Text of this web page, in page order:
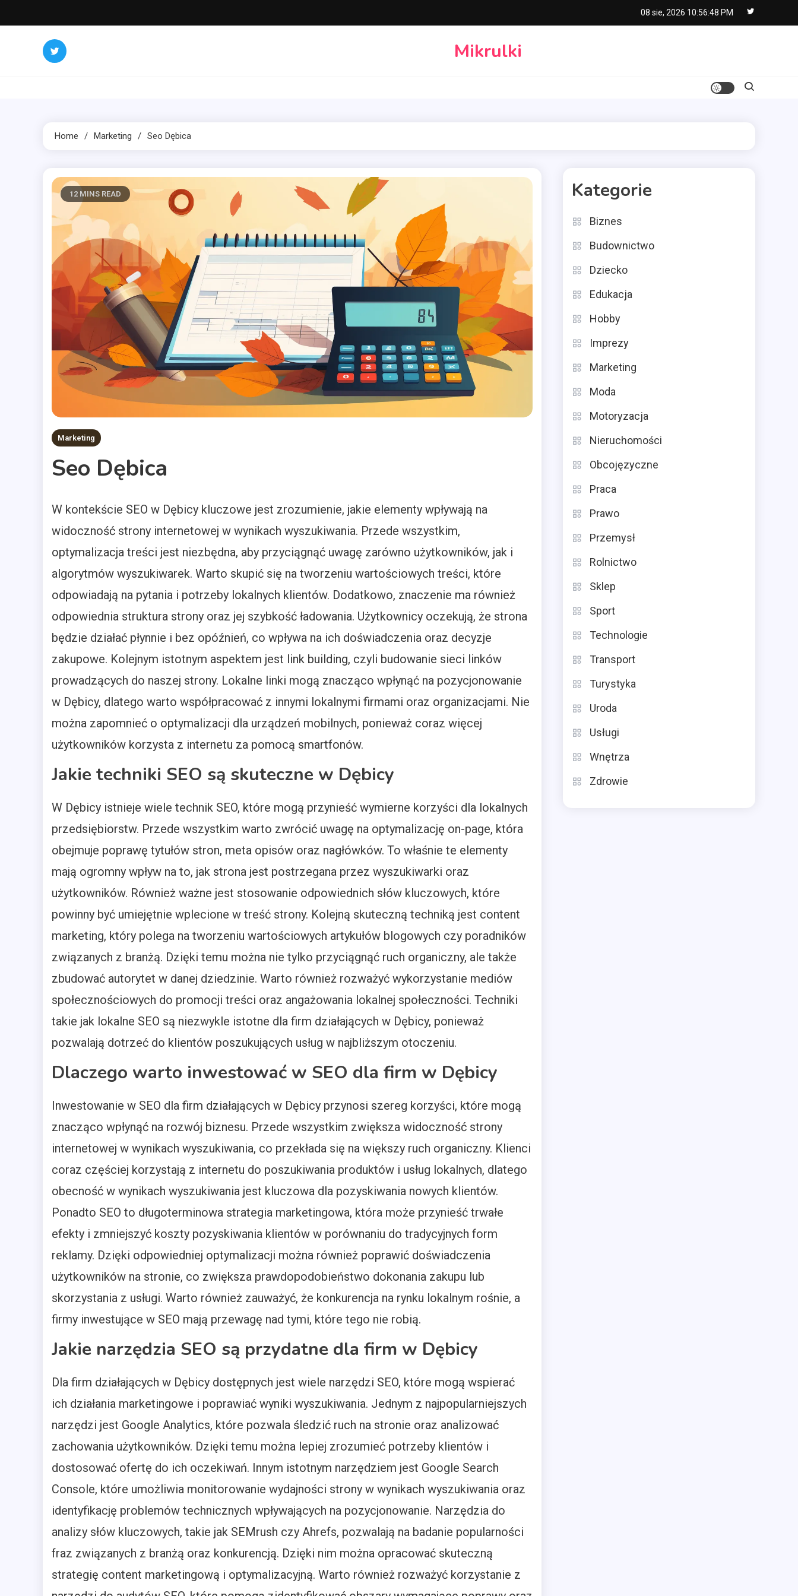
to
08 sie, 2026 10:56:49 PM
Mikrulki
Home Marketing Seo Dębica
12 MINS READ
Marketing
Seo Dębica
W kontekście SEO w Dębicy kluczowe jest zrozumienie, jakie elementy wpływają na
widoczność strony internetowej w wynikach wyszukiwania. Przede wszystkim,
optymalizacja treści jest niezbędna, aby przyciągnąć uwagę zarówno użytkowników, jak i
algorytmów wyszukiwarek. Warto skupić się na tworzeniu wartościowych treści, które
odpowiadają na pytania i potrzeby lokalnych klientów. Dodatkowo, znaczenie ma również
odpowiednia struktura strony oraz jej szybkość ładowania. Użytkownicy oczekują, że strona
będzie działać płynnie i bez opóźnień, co wpływa na ich doświadczenia oraz decyzje
zakupowe. Kolejnym istotnym aspektem jest link building, czyli budowanie sieci linków
prowadzących do naszej strony. Lokalne linki mogą znacząco wpłynąć na pozycjonowanie
w Dębicy, dlatego warto współpracować z innymi lokalnymi firmami oraz organizacjami. Nie
można zapomnieć o optymalizacji dla urządzeń mobilnych, ponieważ coraz więcej
użytkowników korzysta z internetu za pomocą smartfonów.
Jakie techniki SEO są skuteczne w Dębicy
W Dębicy istnieje wiele technik SEO, które mogą przynieść wymierne korzyści dla lokalnych
przedsiębiorstw. Przede wszystkim warto zwrócić uwagę na optymalizację on-page, która
obejmuje poprawę tytułów stron, meta opisów oraz nagłówków. To właśnie te elementy
mają ogromny wpływ na to, jak strona jest postrzegana przez wyszukiwarki oraz
użytkowników. Również ważne jest stosowanie odpowiednich słów kluczowych, które
powinny być umiejętnie wplecione w treść strony. Kolejną skuteczną techniką jest content
marketing, który polega na tworzeniu wartościowych artykułów blogowych czy poradników
związanych z branżą. Dzięki temu można nie tylko przyciągnąć ruch organiczny, ale także
zbudować autorytet w danej dziedzinie. Warto również rozważyć wykorzystanie mediów
społecznościowych do promocji treści oraz angażowania lokalnej społeczności. Techniki
takie jak lokalne SEO są niezwykle istotne dla firm działających w Dębicy, ponieważ
pozwalają dotrzeć do klientów poszukujących usług w najbliższym otoczeniu.
Dlaczego warto inwestować w SEO dla firm w Dębicy
Inwestowanie w SEO dla firm działających w Dębicy przynosi szereg korzyści, które mogą
znacząco wpłynąć na rozwój biznesu. Przede wszystkim zwiększa widoczność strony
internetowej w wynikach wyszukiwania, co przekłada się na większy ruch organiczny. Klienci
coraz częściej korzystają z internetu do poszukiwania produktów i usług lokalnych, dlatego
obecność w wynikach wyszukiwania jest kluczowa dla pozyskiwania nowych klientów.
Ponadto SEO to długoterminowa strategia marketingowa, która może przynieść trwałe
efekty i zmniejszyć koszty pozyskiwania klientów w porównaniu do tradycyjnych form
reklamy. Dzięki odpowiedniej optymalizacji można również poprawić doświadczenia
użytkowników na stronie, co zwiększa prawdopodobieństwo dokonania zakupu lub
skorzystania z usługi. Warto również zauważyć, że konkurencja na rynku lokalnym rośnie, a
firmy inwestujące w SEO mają przewagę nad tymi, które tego nie robią.
Jakie narzędzia SEO są przydatne dla firm w Dębicy
Dla firm działających w Dębicy dostępnych jest wiele narzędzi SEO, które mogą wspierać
ich działania marketingowe i poprawiać wyniki wyszukiwania. Jednym z najpopularniejszych
narzędzi jest Google Analytics, które pozwala śledzić ruch na stronie oraz analizować
zachowania użytkowników. Dzięki temu można lepiej zrozumieć potrzeby klientów i
dostosować ofertę do ich oczekiwań. Innym istotnym narzędziem jest Google Search
Console, które umożliwia monitorowanie wydajności strony w wynikach wyszukiwania oraz
identyfikację problemów technicznych wpływających na pozycjonowanie. Narzędzia do
analizy słów kluczowych, takie jak SEMrush czy Ahrefs, pozwalają na badanie popularności
fraz związanych z branżą oraz konkurencją. Dzięki nim można opracować skuteczną
strategię content marketingową i optymalizacyjną. Warto również rozważyć korzystanie z
Kategorie
Biznes
Budownictwo
Dziecko
Edukacja
Hobby
Imprezy
Marketing
Moda
Motoryzacja
Nieruchomości
Obcojęzyczne
Praca
Prawo
Przemysł
Rolnictwo
Sklep
Sport
Technologie
Transport
Turystyka
Uroda
Usługi
Wnętrza
Zdrowie